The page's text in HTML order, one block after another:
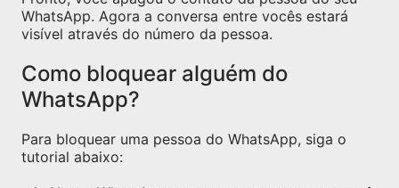
WhatsApp. Agora a conversa entre vocês estará
visível através do número da pessoa.
Como bloquear alguém do
WhatsApp?
Para bloquear uma pessoa do WhatsApp, siga o
tutorial abaixo: